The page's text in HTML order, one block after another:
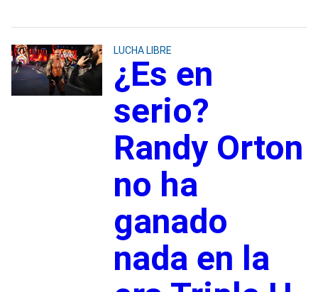
LUCHA LIBRE
¿Es en
serio?
Randy Orton
no ha
ganado
nada en la